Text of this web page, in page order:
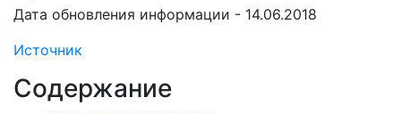
Дата обновления информации - 14.06.2018
Источник
Содержание